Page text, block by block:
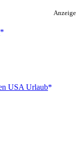
Anzeige